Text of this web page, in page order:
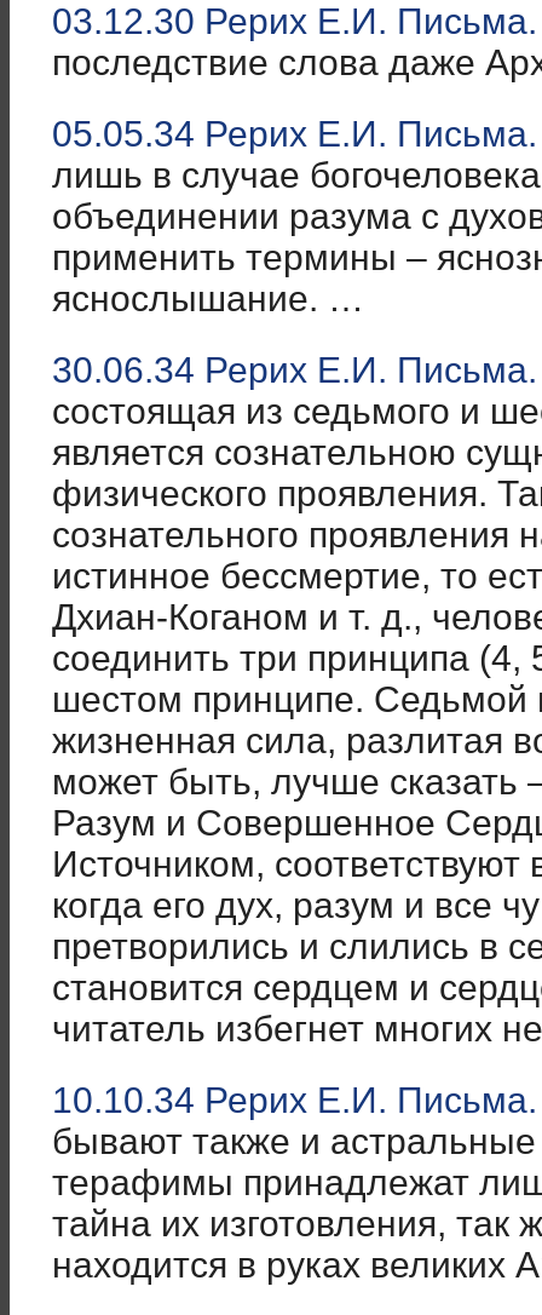
03.12.30 Рерих Е.И. Письма.
последствие слова даже
05.05.34 Рерих Е.И. Письма.
лишь в случае
объединении разума с
применить термины –
яснослышание. …
30.06.34 Рерих Е.И. Письма.
состоящая из седьмого и
является сознательною
физического проявления.
сознательного проявления
истинное бессмертие, то
Дхиан-Коганом и т. д.,
соединить три принципа
шестом принципе. Седьмой
жизненная сила, разлитая
может быть, лучше
Разум и Совершенное
Источником,
когда его дух, разум и все
претворились и слились в
становится сердцем и
читатель избегнет многих
10.10.34 Рерих Е.И. Письма.
бывают также и
терафимы принадлежат
тайна их изготовления, так
находится в руках великих